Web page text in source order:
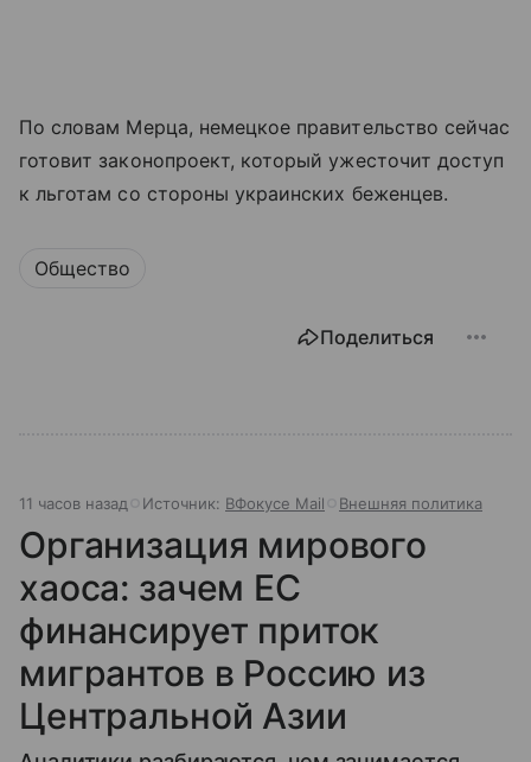
По словам Мерца, немецкое правительство сейчас
готовит законопроект, который ужесточит доступ
к льготам со стороны украинских беженцев.
Общество
Поделиться
11 часов назад Источник: ВФокусе Mail Внешняя политика
Организация мирового
хаоса: зачем ЕС
финансирует приток
мигрантов в Россию из
Центральной Азии